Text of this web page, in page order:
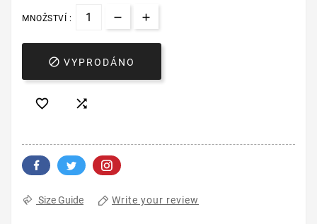
MNOŽSTVÍ :
 VYPRODÁNO
 
Size Guide Write your review